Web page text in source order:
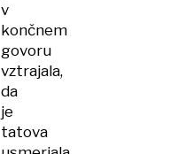
v
končnem
govoru
vztrajala,
da
je
tatova